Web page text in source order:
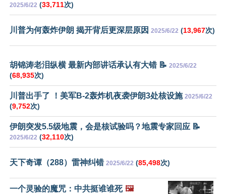
2025/6/22 (33,711次)
川普为何轰炸伊朗 揭开背后更深层原因 2025/6/22 (13,967次)
胡锦涛老泪纵横 最新内部讲话承认有大错 📝 2025/6/22
(68,935次)
川普出手了 ！美军B-2轰炸机夜袭伊朗3处核设施 2025/6/22
(9,752次)
伊朗突发5.5级地震，会是核试验吗？地震专家回应 📝
2025/6/22 (32,110次)
天下奇谭（288）雷神纠错 2025/6/22 (85,498次)
一个灵验的魔咒：中共挺谁谁死 🖼️